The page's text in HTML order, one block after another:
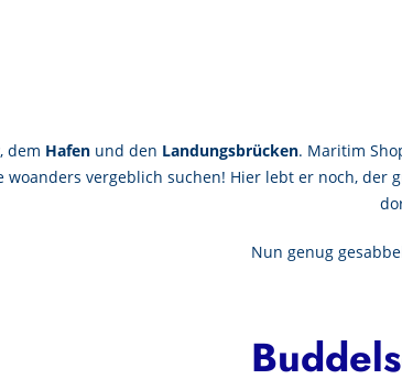
, dem Hafen und den Landungsbrücken. Maritim
woanders vergeblich suchen! Hier lebt er noch, der
Nun genug